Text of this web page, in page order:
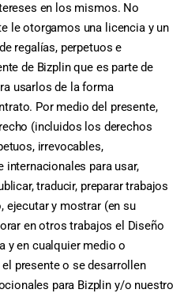
en los mismos. No
le otorgamos una licencia y un
regalías, perpetuos e
de Bizplin que es parte de
usarlos de la forma
Por medio del presente,
(incluidos los derechos
irrevocables,
internacionales para usar,
traducir, preparar trabajos
ejecutar y mostrar (en su
en otros trabajos el Diseño
y en cualquier medio o
presente o se desarrollen
para Bizplin y/o nuestro